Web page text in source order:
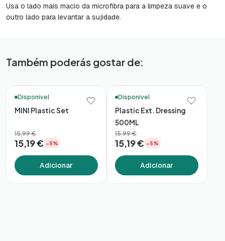
Usa o lado mais macio da microfibra para a limpeza suave e o
outro lado para levantar a sujidade.
Também poderás gostar de:
Disponível
MINI Plastic Set
15,99 €
15,19 € −5%
Adicionar
Disponível
Plastic Ext. Dressing
500ML
15,99 €
15,19 € −5%
Adicionar